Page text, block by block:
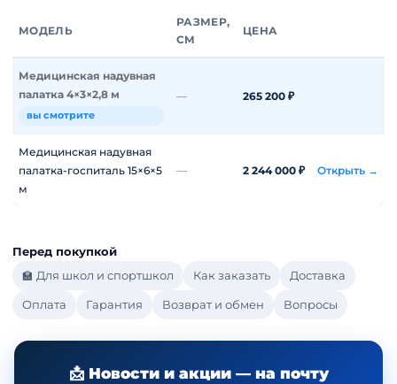
МОДЕЛЬ
РАЗМЕР,
СМ
ЦЕНА
Медицинская надувная
палатка 4×3×2,8 м
вы смотрите
— 265 200 ₽
Медицинская надувная
палатка-госпиталь 15×6×5
м
— 2 244 000 ₽ Открыть →
Перед покупкой
🏫 Для школ и спортшкол Как заказать Доставка
Оплата Гарантия Возврат и обмен Вопросы
📩 Новости и акции — на почту